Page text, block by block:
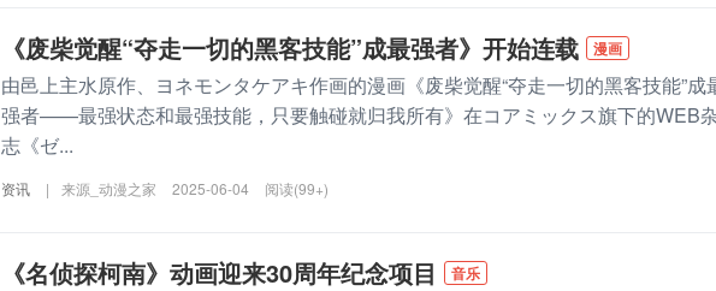
《废柴觉醒“夺走一切的黑客技能”成最强者》开始连载 漫画
由邑上主水原作、ヨネモンタケアキ作画的漫画《废柴觉醒“夺走一切的黑客技能”成
强者——最强状态和最强技能，只要触碰就归我所有》在コアミックス旗下的WEB
志《ゼ...
资讯 | 来源_动漫之家 2025-06-04 阅读(99+)
《名侦探柯南》动画迎来30周年纪念项目 音乐